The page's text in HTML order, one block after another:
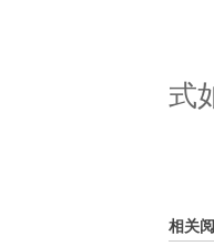
式
相关